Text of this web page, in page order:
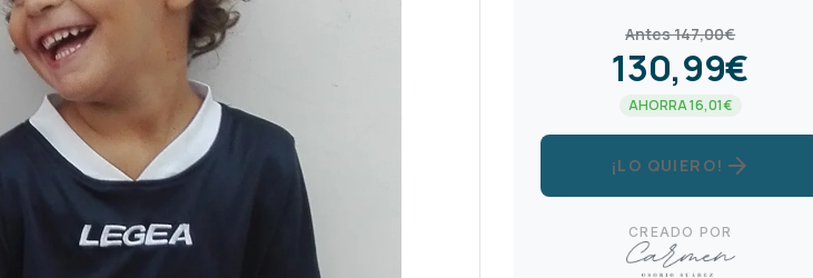
Antes 147,00€
130,99€
AHORRA 16,01€
¡LO QUIERO! arrow_forward
CREADO POR